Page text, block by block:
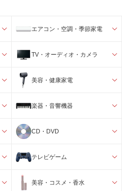
エアコン・空調・季節家電
TV・オーディオ・カメラ
美容・健康家電
楽器・音響機器
CD・DVD
テレビゲーム
美容・コスメ・香水